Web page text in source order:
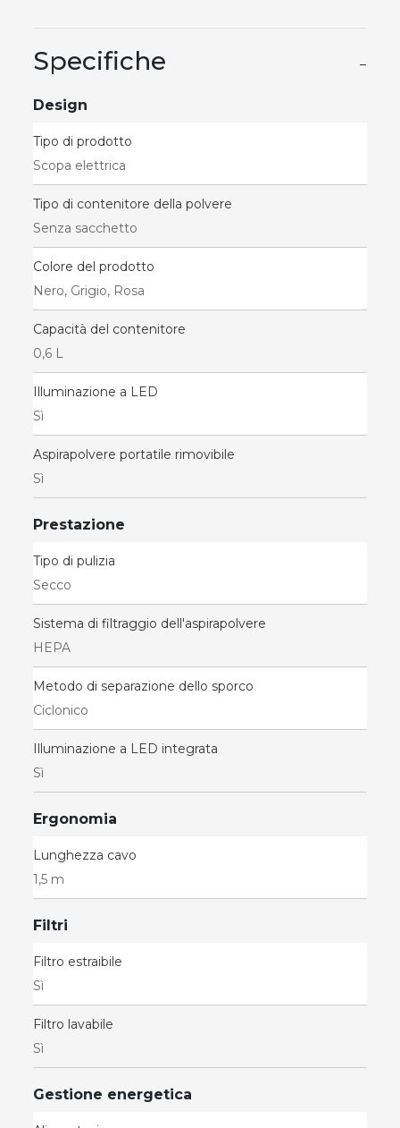
Specifiche −
Design
Tipo di prodotto
Scopa elettrica
Tipo di contenitore della polvere
Senza sacchetto
Colore del prodotto
Nero, Grigio, Rosa
Capacità del contenitore
0,6 L
Illuminazione a LED
Sì
Aspirapolvere portatile rimovibile
Sì
Prestazione
Tipo di pulizia
Secco
Sistema di filtraggio dell'aspirapolvere
HEPA
Metodo di separazione dello sporco
Ciclonico
Illuminazione a LED integrata
Sì
Ergonomia
Lunghezza cavo
1,5 m
Filtri
Filtro estraibile
Sì
Filtro lavabile
Sì
Gestione energetica